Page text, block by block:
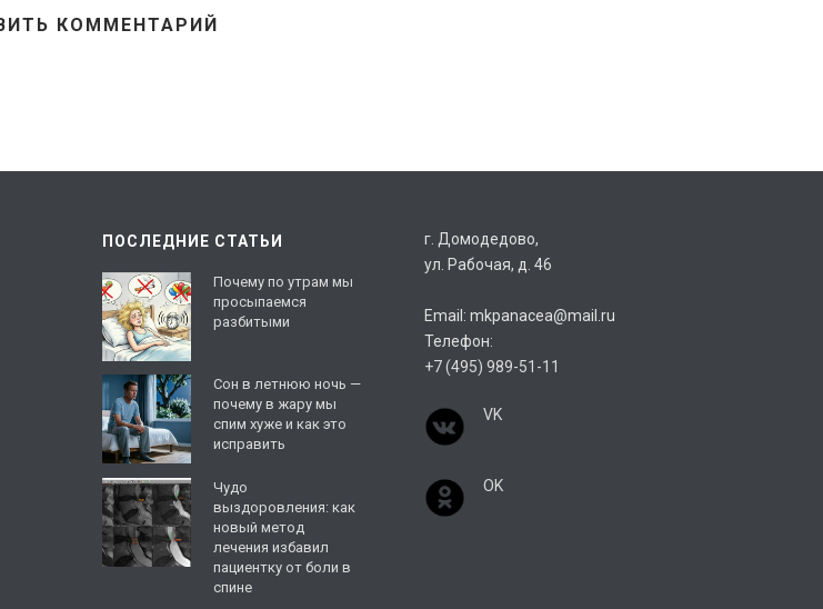
КОММЕНТАРИЙ
ПОСЛЕДНИЕ СТАТЬИ
Почему по утрам мы
просыпаемся
разбитыми
Сон в летнюю ночь —
почему в жару мы
спим хуже и как это
исправить
Чудо
выздоровления: как
новый метод
лечения избавил
пациентку от боли в
спине
г. Домодедово,
ул. Рабочая, д. 46
Email: mkpanacea@mail.ru
Телефон:
+7 (495) 989-51-11
VK
ОK